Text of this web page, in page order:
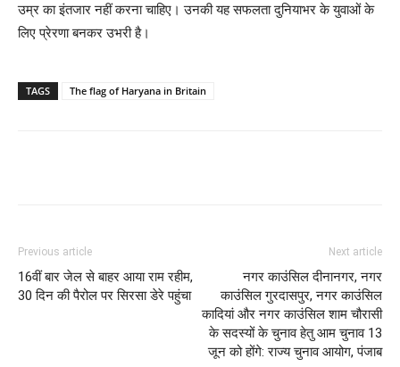
उम्र का इंतजार नहीं करना चाहिए। उनकी यह सफलता दुनियाभर के युवाओं के
लिए प्रेरणा बनकर उभरी है।
TAGS The flag of Haryana in Britain
Previous article
16वीं बार जेल से बाहर आया राम रहीम,
30 दिन की पैरोल पर सिरसा डेरे पहुंचा
Next article
नगर काउंसिल दीनानगर, नगर
काउंसिल गुरदासपुर, नगर काउंसिल
कादियां और नगर काउंसिल शाम चौरासी
के सदस्यों के चुनाव हेतु आम चुनाव 13
जून को होंगे: राज्य चुनाव आयोग, पंजाब